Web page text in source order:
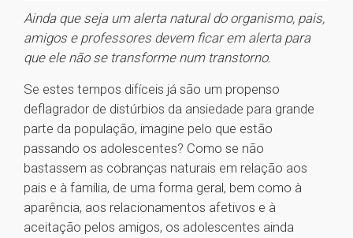
Ainda que seja um alerta natural do organismo, pais,
amigos e professores devem ficar em alerta para
que ele não se transforme num transtorno.
Se estes tempos difíceis já são um propenso
deflagrador de distúrbios da ansiedade para grande
parte da população, imagine pelo que estão
passando os adolescentes? Como se não
bastassem as cobranças naturais em relação aos
pais e à família, de uma forma geral, bem como à
aparência, aos relacionamentos afetivos e à
aceitação pelos amigos, os adolescentes ainda